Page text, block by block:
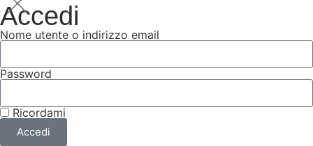
Accedi
Nome utente o indirizzo email
Password
Ricordami
Accedi